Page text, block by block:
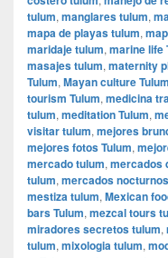
tulum, manglares tulum,
mapa de playas tulum,
maridaje tulum, marine life
masajes tulum, maternity
Tulum, Mayan culture Tulum
tourism Tulum, medicina
tulum, meditation Tulum,
visitar tulum, mejores
mejores fotos Tulum,
mercado tulum, mercados
tulum, mercados
mestiza tulum, Mexican
bars Tulum, mezcal tours
miradores secretos tulum,
tulum, mixologia tulum,